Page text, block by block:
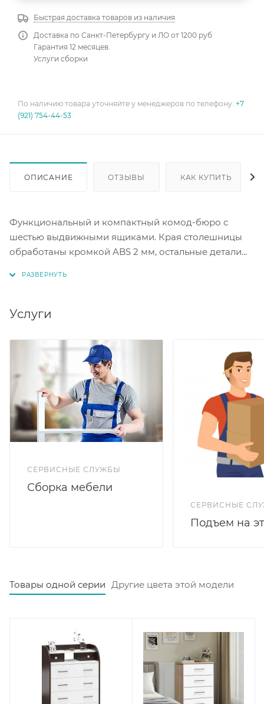
Быстрая доставка товаров из наличия
Доставка по Санкт-Петербургу и ЛО от 1200 руб
Гарантия 12 месяцев.
Услуги сборки
По наличию товара уточняйте у менеджеров по телефону: +7
(921) 754-44-53
ОПИСАНИЕ ОТЗЫВЫ КАК КУПИТЬ
Функциональный и компактный комод-бюро с
шестью выдвижными ящиками. Края столешницы
обработаны кромкой ABS 2 мм, остальные детали
Услуги
СЕРВИСНЫЕ СЛУЖБЫ
Сборка мебели
СЕРВИСНЫЕ
Подъем на
Товары одной серии Другие цвета этой модели